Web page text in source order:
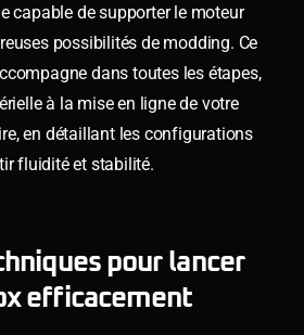
capable de supporter le moteur
possibilités de modding. Ce
dans toutes les étapes,
à la mise en ligne de votre
en détaillant les configurations
fluidité et stabilité.
pour lancer
efficacement